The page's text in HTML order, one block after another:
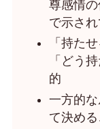
尊感情
で示さ
「持た
「どう
的
一方的
て決め